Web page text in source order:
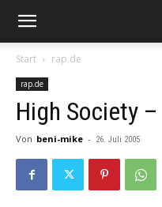
Start rap.de
rap.de
High Society
Von beni-mike - 26. Juli 2005